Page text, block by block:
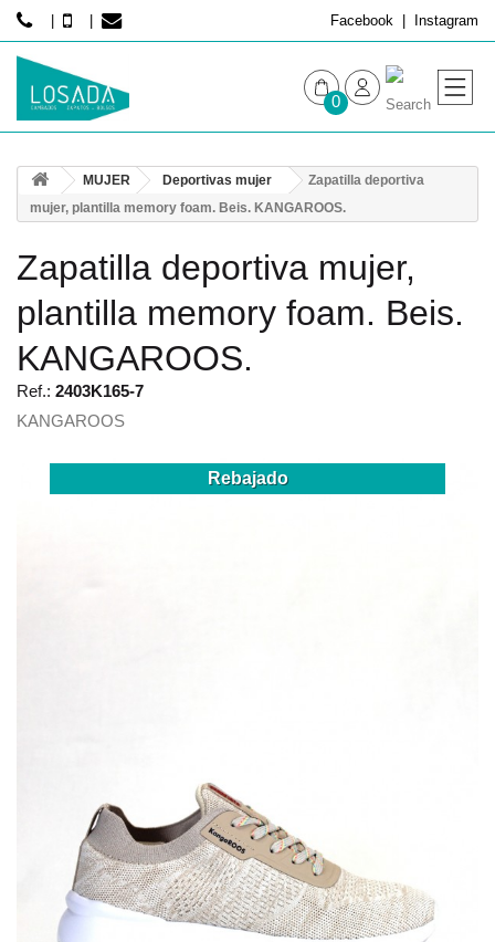
Facebook Instagram
0
HOMBRE
MUJER Deportivas mujer
Zapatilla deportiva
mujer, plantilla memory foam. Beis. KANGAROOS.
Zapatilla deportiva mujer,
plantilla memory foam. Beis.
KANGAROOS.
Ref.: 2403K165-7
KANGAROOS
Rebajado